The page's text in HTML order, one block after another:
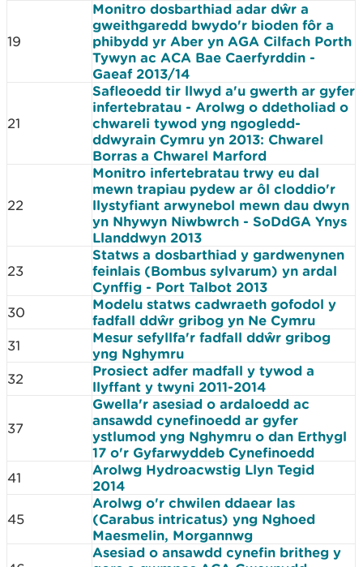
19
Monitro dosbarthiad adar dŵr a
gweithgaredd bwydo'r bioden fôr a
phibydd yr Aber yn AGA Cilfach Porth
Tywyn ac ACA Bae Caerfyrddin -
Gaeaf 2013/14
21
Safleoedd tir llwyd a'u gwerth ar gyfer
infertebratau - Arolwg o ddetholiad o
chwareli tywod yng ngogledd-
ddwyrain Cymru yn 2013: Chwarel
Borras a Chwarel Marford
22
Monitro infertebratau trwy eu dal
mewn trapiau pydew ar ôl cloddio'r
llystyfiant arwynebol mewn dau dwyn
yn Nhywyn Niwbwrch - SoDdGA Ynys
Llanddwyn 2013
23
Statws a dosbarthiad y gardwenynen
feinlais (Bombus sylvarum) yn ardal
Cynffig - Port Talbot 2013
30
Modelu statws cadwraeth gofodol y
fadfall ddŵr gribog yn Ne Cymru
31
Mesur sefyllfa'r fadfall ddŵr gribog
yng Nghymru
32
Prosiect adfer madfall y tywod a
llyffant y twyni 2011-2014
37
Gwella'r asesiad o ardaloedd ac
ansawdd cynefinoedd ar gyfer
ystlumod yng Nghymru o dan Erthygl
17 o'r Gyfarwyddeb Cynefinoedd
41
Arolwg Hydroacwstig Llyn Tegid
2014
45
Arolwg o'r chwilen ddaear las
(Carabus intricatus) yng Nghoed
Maesmelin, Morgannwg
Asesiad o ansawdd cynefin britheg y